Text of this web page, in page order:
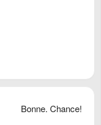
Chance!